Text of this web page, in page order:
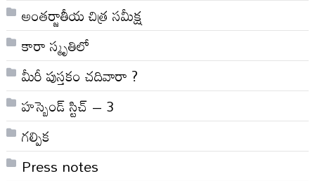
అంతర్జాతీయ చిత్ర సమీక్ష
కారా స్మృతిలో
మీరీ పుస్తకం చదివారా ?
హస్బెండ్ స్టిచ్ – 3
గల్పిక
Press notes